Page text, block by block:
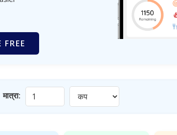
मात्रा: